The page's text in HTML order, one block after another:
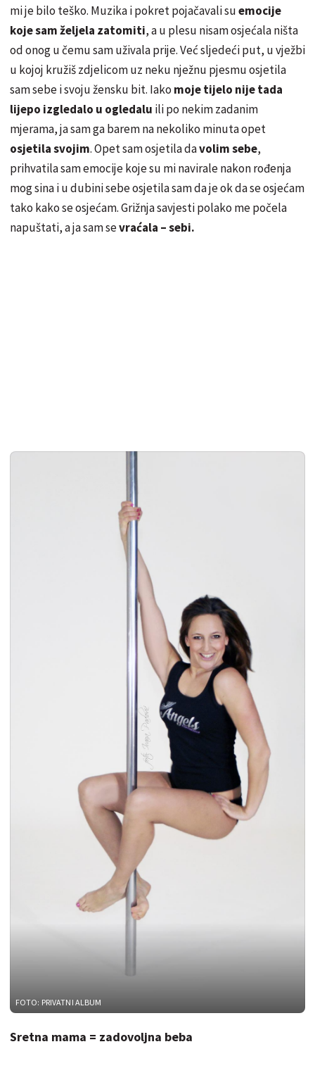
mi je bilo teško. Muzika i pokret pojačavali suemocije
koje sam željela zatomiti, a u plesu nisam osjećala ništa
od onog u čemu sam uživala prije. Već sljedeći put, u vježbi
u kojoj kružiš zdjelicom uz neku nježnu pjesmu osjetila
sam sebe i svoju žensku bit. Iako moje tijelo nije tada
lijepo izgledalo u ogledalu ili po nekim zadanim
mjerama, ja sam ga barem na nekoliko minuta opet
osjetila svojim. Opet sam osjetila davolim sebe,
prihvatila sam emocije koje su mi navirale nakon rođenja
mog sina i u dubini sebe osjetila sam da je ok da se osjećam
tako kako se osjećam. Grižnja savjesti polako me počela
napuštati, a ja sam sevraćala – sebi.
FOTO: PRIVATNI ALBUM
Sretna mama = zadovoljna beba